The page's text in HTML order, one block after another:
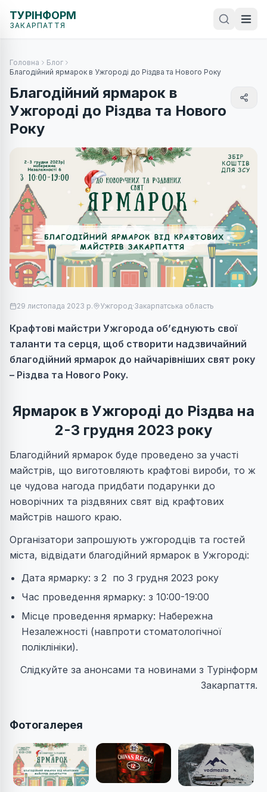
ТУРІНФОРМ
ЗАКАРПАТТЯ
Головна
Блог
Благодійний ярмарок в Ужгороді до Різдва та Нового Року
Благодійний ярмарок в
Ужгороді до Різдва та Нового
Року
29 листопада 2023 р. Ужгород·Закарпатська область
Крафтові майстри Ужгорода об’єднують свої
таланти та серця, щоб створити надзвичайний
благодійний ярмарок до найчарівніших свят року
– Різдва та Нового Року.
Ярмарок в Ужгороді до Різдва на
2-3 грудня 2023 року
Благодійний ярмарок буде проведено за участі
майстрів, що виготовляють крафтові вироби, то ж
це чудова нагода придбати подарунки до
новорічних та різдвяних свят від крафтових
майстрів нашого краю.
Організатори запрошують ужгородців та гостей
міста, відвідати благодійний ярмарок в Ужгороді:
Дата ярмарку: з 2 по 3 грудня 2023 року
Час проведення ярмарку: з 10:00-19:00
Місце проведення ярмарку: Набережна
Незалежності (навпроти стоматологічної
поліклініки).
Слідкуйте за анонсами та новинами з Турінформ
Закарпаття.
Фотогалерея